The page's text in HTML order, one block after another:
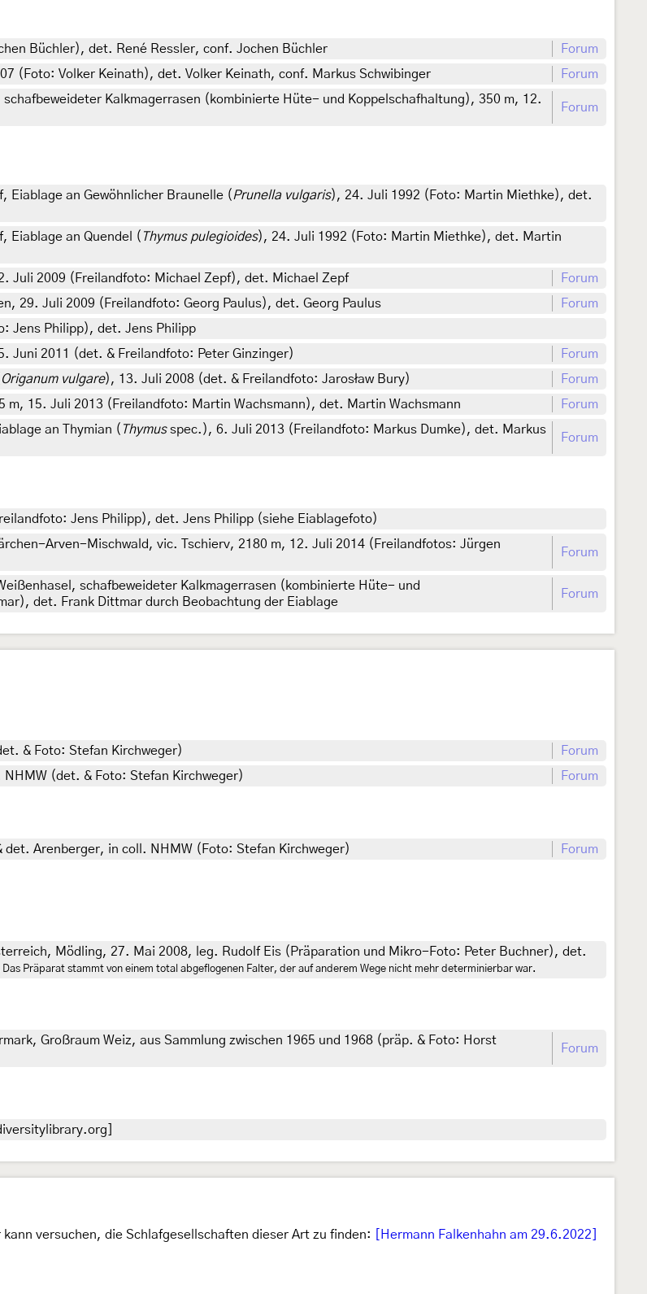
Büchler), det. René Ressler, conf. Jochen Büchler
Forum
(Foto: Volker Keinath), det. Volker Keinath, conf. Markus Schwibinger
Forum
Kalkmagerrasen (kombinierte Hüte- und Koppelschafhaltung), 350 m, 12.
Forum
Eiablage an Gewöhnlicher Braunelle (Prunella vulgaris), 24. Juli 1992 (Foto: Martin Miethke), det.
Eiablage an Quendel ( Thymus pulegioides), 24. Juli 1992 (Foto: Martin Miethke), det. Martin
Juli 2009 (Freilandfoto: Michael Zepf), det. Michael Zepf
Forum
29. Juli 2009 (Freilandfoto: Georg Paulus), det. Georg Paulus
Forum
Jens Philipp), det. Jens Philipp
Juni 2011 (det. & Freilandfoto: Peter Ginzinger)
Forum
Origanum vulgare), 13. Juli 2008 (det. & Freilandfoto: Jarosław Bury)
Forum
15. Juli 2013 (Freilandfoto: Martin Wachsmann), det. Martin Wachsmann
Forum
an Thymian ( Thymusspec.), 6. Juli 2013 (Freilandfoto: Markus Dumke), det. Markus
Forum
Jens Philipp), det. Jens Philipp (siehe Eiablagefoto)
Arven-Mischwald, vic. Tschierv, 2180 m, 12. Juli 2014 (Freilandfotos: Jürgen
Forum
schafbeweideter Kalkmagerrasen (kombinierte Hüte- und
det. Frank Dittmar durch Beobachtung der Eiablage
Forum
& Foto: Stefan Kirchweger)
Forum
(det. & Foto: Stefan Kirchweger) Forum
Arenberger, in coll. NHMW (Foto: Stefan Kirchweger) Forum
Mödling, 27. Mai 2008, leg. Rudolf Eis (Präparation und Mikro-Foto: Peter Buchner), det.
Präparat stammt von einem total abgeflogenen Falter, der auf anderem Wege nicht mehr determinierbar war.
Großraum Weiz, aus Sammlung zwischen 1965 und 1968 (präp. & Foto: Horst
Forum
versuchen, die Schlafgesellschaften dieser Art zu finden: [Hermann Falkenhahn am 29.6.2022]